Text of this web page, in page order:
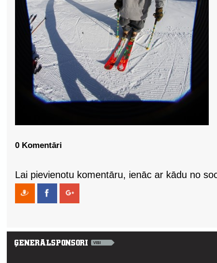
0 Komentāri
Lai pievienotu komentāru, ienāc ar kādu no